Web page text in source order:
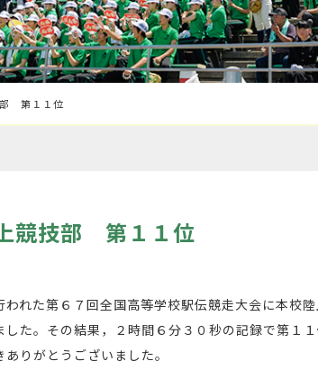
第１１位
競技部 第１１位
れた第６７回全国高等学校駅伝競走大会に本校
た。その結果，２時間６分３０秒の記録で第１
りがとうございました。